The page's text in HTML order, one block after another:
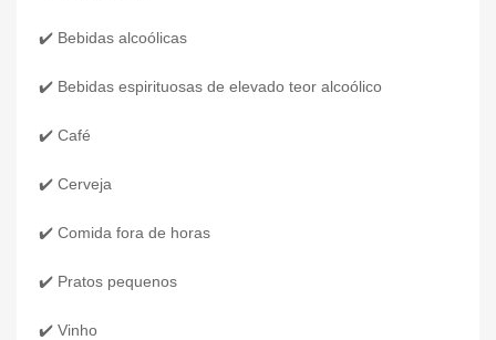
✔️ Bebidas alcoólicas
✔️ Bebidas espirituosas de elevado teor alcoólico
✔️ Café
✔️ Cerveja
✔️ Comida fora de horas
✔️ Pratos pequenos
✔️ Vinho